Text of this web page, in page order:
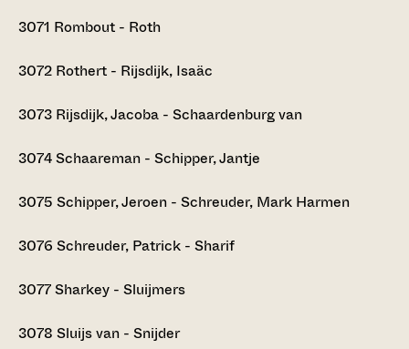
3071 Rombout - Roth
3072 Rothert - Rijsdijk, Isaäc
3073 Rijsdijk, Jacoba - Schaardenburg van
3074Schaareman - Schipper, Jantje
3075 Schipper, Jeroen - Schreuder, Mark Harmen
3076 Schreuder, Patrick - Sharif
3077Sharkey - Sluijmers
3078 Sluijs van - Snijder